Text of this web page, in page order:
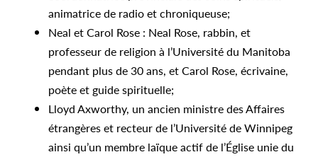
animatrice de radio et chroniqueuse;
Neal et Carol Rose : Neal Rose, rabbin, et
professeur de religion à l’Université du Manitoba
pendant plus de 30 ans, et Carol Rose, écrivaine,
poète et guide spirituelle;
Lloyd Axworthy, un ancien ministre des Affaires
étrangères et recteur de l’Université de Winnipeg
ainsi qu’un membre laïque actif de l’Église unie du